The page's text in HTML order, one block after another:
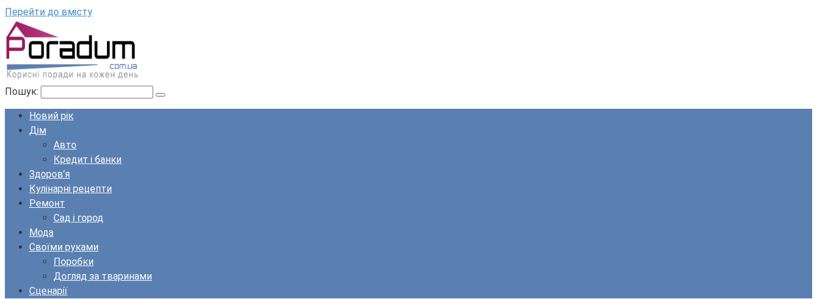
Перейти до вмісту
Пошук:
Новий рік
Дім
Авто
Кредит і банки
Здоров’я
Кулінарні рецепти
Ремонт
Сад і город
Мода
Своїми руками
Поробки
Догляд за тваринами
Сценарії